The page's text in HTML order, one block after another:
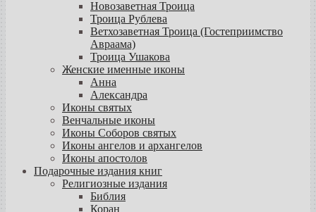
Новозаветная Троица
Троица Рублева
Ветхозаветная Троица (Гостеприимство
Авраама)
Троица Ушакова
Женские именные иконы
Анна
Александра
Иконы святых
Венчальные иконы
Иконы Соборов святых
Иконы ангелов и архангелов
Иконы апостолов
Подарочные издания книг
Религиозные издания
Библия
Коран